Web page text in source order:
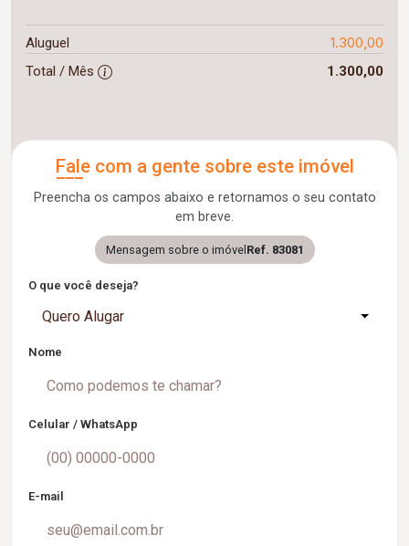
Aluguel 1.300,00
Total / Mês 1.300,00
Fale com a gente sobre este imóvel
Preencha os campos abaixo e retornamos o seu contato
em breve.
Mensagem sobre o imóvel Ref. 83081
O que você deseja?
Quero Alugar
Nome
Celular / WhatsApp
E-mail